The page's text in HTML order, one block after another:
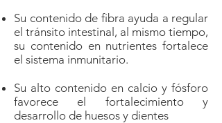
Su contenido de fibra ayuda a regular
el tránsito intestinal, al mismo tiempo,
su contenido en nutrientes fortalece
el sistema inmunitario.
Su alto contenido en calcio y fósforo
favorece el fortalecimiento y
desarrollo de huesos y dientes